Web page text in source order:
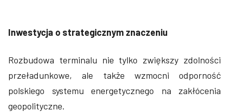
Inwestycja o strategicznym znaczeniu
Rozbudowa terminalu nie tylko zwiększy zdolności
przeładunkowe, ale także wzmocni odporność
polskiego systemu energetycznego na zakłócenia
geopolityczne.